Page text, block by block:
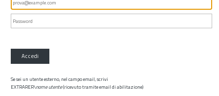
Accedi
Se sei un utente esterno, nel campo email, scrivi
EXTRARER\nome utente(ricevuto tramite email di abilitazione)